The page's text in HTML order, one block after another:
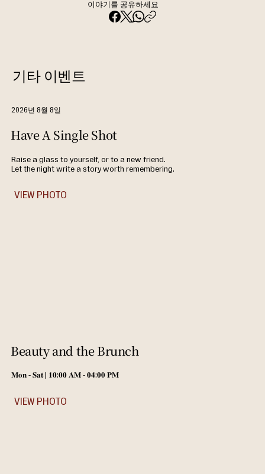
이야기를 공유하세요
기타 이벤트
2026년 8월 8일
Have A Single Shot
Raise a glass to yourself, or to a new friend.
Let the night write a story worth remembering.
VIEW PHOTO
Beauty and the Brunch
𝐌𝐨𝐧 - 𝐒𝐚𝐭 | 𝟏𝟎:𝟎𝟎 𝐀𝐌 - 𝟎𝟒:𝟎𝟎 𝐏𝐌
VIEW PHOTO